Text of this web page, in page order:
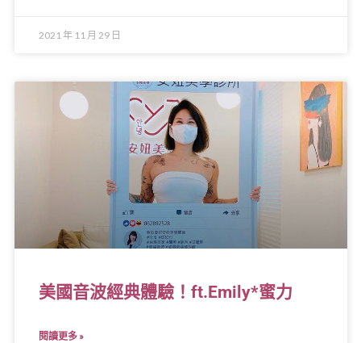
2021 年 11 月 29 日
美國音波經典體驗！ft.Emily*蜜力
閱讀更多 »